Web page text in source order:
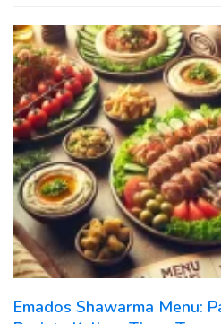
Emados Shawarma Menu: